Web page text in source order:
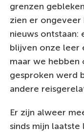
grenzen
zien er
nieuws ontstaan:
blijven onze leer
maar we
gesproken werd
andere
Er zijn alweer
sinds mijn laatste